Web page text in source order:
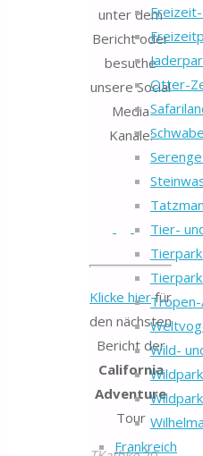
Otter-
Tier-
Tropen-
Wild-
Wilhelma
Frankreich
unter dem
Bericht oder
besuche
unsere Social
Media
Kanäle:
Klicke hierfür
den nächsten
Bericht der
California
Adventure
Tour